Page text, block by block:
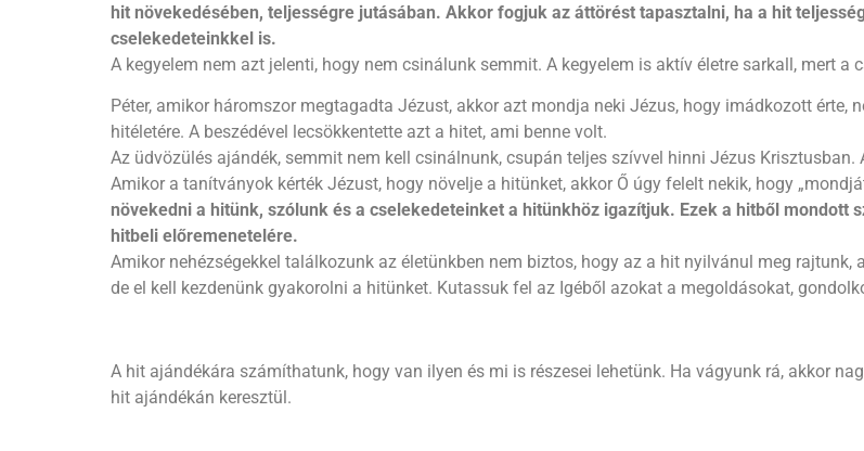
hit növekedésében, teljességre jutásában. Akkor fogjuk az áttörést tapasztalni, ha a hit
cselekedeteinkkel is.
A kegyelem nem azt jelenti, hogy nem csinálunk semmit. A kegyelem is aktív életre sarkall, mert a
Péter, amikor háromszor megtagadta Jézust, akkor azt mondja neki Jézus, hogy imádkozott érte,
hitéletére. A beszédével lecsökkentette azt a hitet, ami benne volt.
Az üdvözülés ajándék, semmit nem kell csinálnunk, csupán teljes szívvel hinni Jézus Krisztusban.
Amikor a tanítványok kérték Jézust, hogy növelje a hitünket, akkor Ő úgy felelt nekik, hogy
növekedni a hitünk, szólunk és a cselekedeteinket a hitünkhöz igazítjuk. Ezek a hitből mondott
hitbeli előremenetelére.
Amikor nehézségekkel találkozunk az életünkben nem biztos, hogy az a hit nyilvánul meg
de el kell kezdenünk gyakorolni a hitünket. Kutassuk fel az Igéből azokat a megoldásokat,
A hit ajándékára számíthatunk, hogy van ilyen és mi is részesei lehetünk. Ha vágyunk rá, akkor
hit ajándékán keresztül.